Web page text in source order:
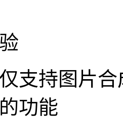
支持图片
功能